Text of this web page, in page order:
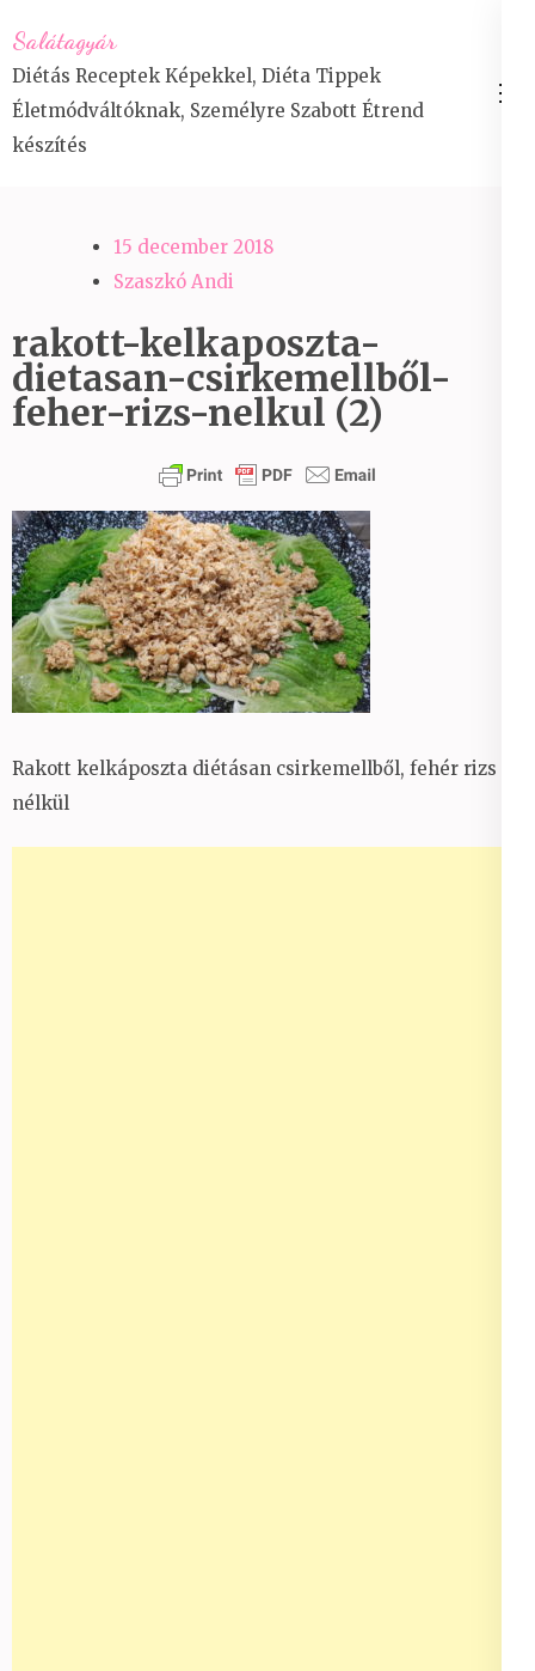
to
content
(Press
Enter)
Salátagyár
Diétás Receptek Képekkel, Diéta Tippek
Életmódváltóknak, Személyre Szabott Étrend
készítés
15 december 2018
Szaszkó Andi
rakott-kelkaposzta-
dietasan-csirkemellből-
feher-rizs-nelkul (2)
Rakott kelkáposzta diétásan csirkemellből, fehér rizs
nélkül